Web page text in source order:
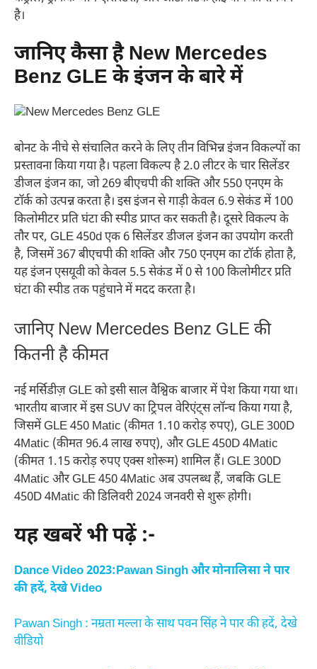
है।
जानिए कैसा है New Mercedes
Benz GLE के इंजन के बारे में
बोनट के नीचे से संचालित करने के लिए तीन विभिन्न इंजन विकल्पों का
प्रस्तावना किया गया है। पहला विकल्प है 2.0 लीटर के चार सिलेंडर
डीजल इंजन का, जो 269 बीएचपी की शक्ति और 550 एनएम के
टॉर्क को उत्पन्न करता है। इस इंजन से गाड़ी केवल 6.9 सेकंड में 100
किलोमीटर प्रति घंटा की स्पीड प्राप्त कर सकती है। दूसरे विकल्प के
तौर पर, GLE 450d एक 6 सिलेंडर डीजल इंजन का उपयोग करती
है, जिसमें 367 बीएचपी की शक्ति और 750 एनएम का टॉर्क होता है,
यह इंजन एसयूवी को केवल 5.5 सेकंड में 0 से 100 किलोमीटर प्रति
घंटा की स्पीड तक पहुंचाने में मदद करता है।
जानिए New Mercedes Benz GLE की
कितनी है कीमत
नई मर्सिडीज़ GLE को इसी साल वैश्विक बाजार में पेश किया गया था।
भारतीय बाजार में इस SUV का ट्रिपल वेरिएंट्स लॉन्च किया गया है,
जिसमें GLE 450 Matic (कीमत 1.10 करोड़ रुपए), GLE 300D
4Matic (कीमत 96.4 लाख रुपए), और GLE 450D 4Matic
(कीमत 1.15 करोड़ रुपए एक्स शोरूम) शामिल हैं। GLE 300D
4Matic और GLE 450 4Matic अब उपलब्ध हैं, जबकि GLE
450D 4Matic की डिलिवरी 2024 जनवरी से शुरू होगी।
यह खबरें भी पढ़ें :-
Dance Video 2023:Pawan Singh और मोनालिसा ने पार
की हदें, देखे Video
Pawan Singh : नम्रता मल्ला के साथ पवन सिंह ने पार की हदें, देखे
वीडियो